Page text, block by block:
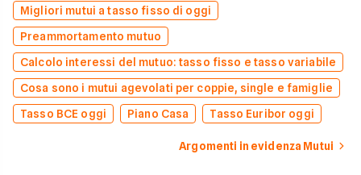
Migliori mutui a tasso fisso di oggi
Preammortamento mutuo
Calcolo interessi del mutuo: tasso fisso e tasso variabile
Cosa sono i mutui agevolati per coppie, single e famiglie
Tasso BCE oggi
Piano Casa Tasso Euribor oggi
Argomenti in evidenza Mutui